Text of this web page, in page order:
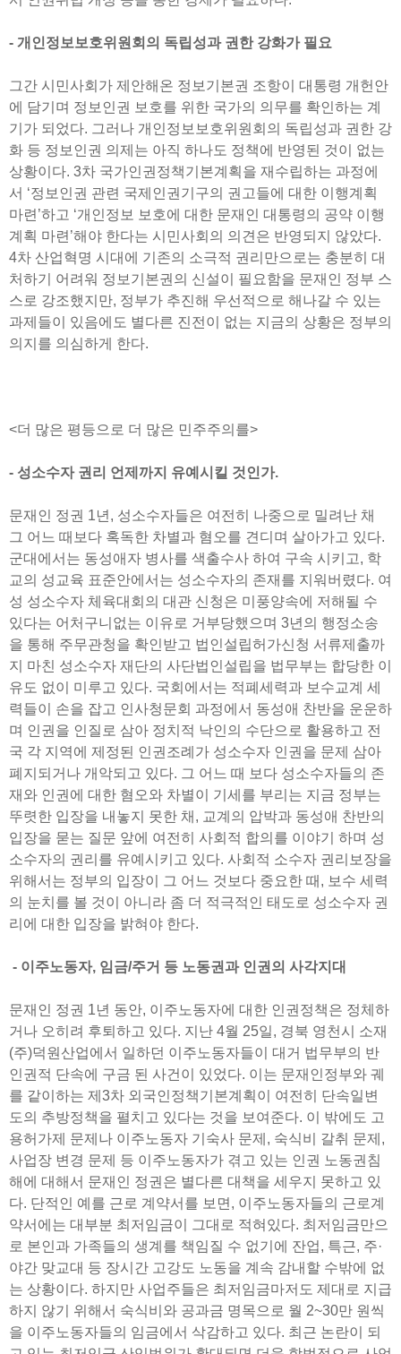
- 개인정보보호위원회의 독립성과 권한 강화가 필요
그간 시민사회가 제안해온 정보기본권 조항이 대통령 개헌안
에 담기며 정보인권 보호를 위한 국가의 의무를 확인하는 계
기가 되었다. 그러나 개인정보보호위원회의 독립성과 권한 강
화 등 정보인권 의제는 아직 하나도 정책에 반영된 것이 없는
상황이다. 3차 국가인권정책기본계획을 재수립하는 과정에
서 ‘정보인권 관련 국제인권기구의 권고들에 대한 이행계획
마련’하고 ‘개인정보 보호에 대한 문재인 대통령의 공약 이행
계획 마련’해야 한다는 시민사회의 의견은 반영되지 않았다.
4차 산업혁명 시대에 기존의 소극적 권리만으로는 충분히 대
처하기 어려워 정보기본권의 신설이 필요함을 문재인 정부 스
스로 강조했지만, 정부가 추진해 우선적으로 해나갈 수 있는
과제들이 있음에도 별다른 진전이 없는 지금의 상황은 정부의
의지를 의심하게 한다.
<더 많은 평등으로 더 많은 민주주의를>
- 성소수자 권리 언제까지 유예시킬 것인가.
문재인 정권 1년, 성소수자들은 여전히 나중으로 밀려난 채
그 어느 때보다 혹독한 차별과 혐오를 견디며 살아가고 있다.
군대에서는 동성애자 병사를 색출수사 하여 구속 시키고, 학
교의 성교육 표준안에서는 성소수자의 존재를 지워버렸다. 여
성 성소수자 체육대회의 대관 신청은 미풍양속에 저해될 수
있다는 어처구니없는 이유로 거부당했으며 3년의 행정소송
을 통해 주무관청을 확인받고 법인설립허가신청 서류제출까
지 마친 성소수자 재단의 사단법인설립을 법무부는 합당한 이
유도 없이 미루고 있다. 국회에서는 적폐세력과 보수교계 세
력들이 손을 잡고 인사청문회 과정에서 동성애 찬반을 운운하
며 인권을 인질로 삼아 정치적 낙인의 수단으로 활용하고 전
국 각 지역에 제정된 인권조례가 성소수자 인권을 문제 삼아
폐지되거나 개악되고 있다. 그 어느 때 보다 성소수자들의 존
재와 인권에 대한 혐오와 차별이 기세를 부리는 지금 정부는
뚜렷한 입장을 내놓지 못한 채, 교계의 압박과 동성애 찬반의
입장을 묻는 질문 앞에 여전히 사회적 합의를 이야기 하며 성
소수자의 권리를 유예시키고 있다. 사회적 소수자 권리보장을
위해서는 정부의 입장이 그 어느 것보다 중요한 때, 보수 세력
의 눈치를 볼 것이 아니라 좀 더 적극적인 태도로 성소수자 권
리에 대한 입장을 밝혀야 한다.
- 이주노동자, 임금/주거 등 노동권과 인권의 사각지대
문재인 정권 1년 동안, 이주노동자에 대한 인권정책은 정체하
거나 오히려 후퇴하고 있다. 지난 4월 25일, 경북 영천시 소재
(주)덕원산업에서 일하던 이주노동자들이 대거 법무부의 반
인권적 단속에 구금 된 사건이 있었다. 이는 문재인정부와 궤
를 같이하는 제3차 외국인정책기본계획이 여전히 단속일변
도의 추방정책을 펼치고 있다는 것을 보여준다. 이 밖에도 고
용허가제 문제나 이주노동자 기숙사 문제, 숙식비 갈취 문제,
사업장 변경 문제 등 이주노동자가 겪고 있는 인권 노동권침
해에 대해서 문재인 정권은 별다른 대책을 세우지 못하고 있
다. 단적인 예를 근로 계약서를 보면, 이주노동자들의 근로계
약서에는 대부분 최저임금이 그대로 적혀있다. 최저임금만으
로 본인과 가족들의 생계를 책임질 수 없기에 잔업, 특근, 주·
야간 맞교대 등 장시간 고강도 노동을 계속 감내할 수밖에 없
는 상황이다. 하지만 사업주들은 최저임금마저도 제대로 지급
하지 않기 위해서 숙식비와 공과금 명목으로 월 2~30만 원씩
을 이주노동자들의 임금에서 삭감하고 있다. 최근 논란이 되